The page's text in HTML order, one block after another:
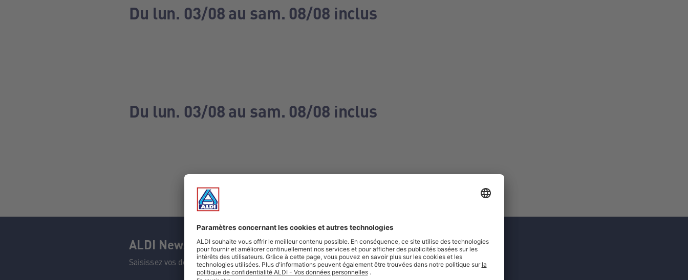
Du lun. 03/08 au sam. 08/08 inclus
Du lun. 03/08 au sam. 08/08 inclus
ALDI Newsletter
Saisissez vos données et ne manquez aucune de nos offres.